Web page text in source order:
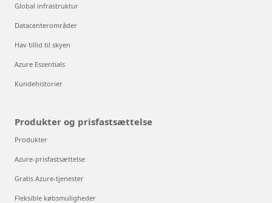
Global infrastruktur
Datacenterområder
Hav tillid til skyen
Azure Essentials
Kundehistorier
Produkter og prisfastsættelse
Produkter
Azure-prisfastsættelse
Gratis Azure-tjenester
Fleksible købsmuligheder